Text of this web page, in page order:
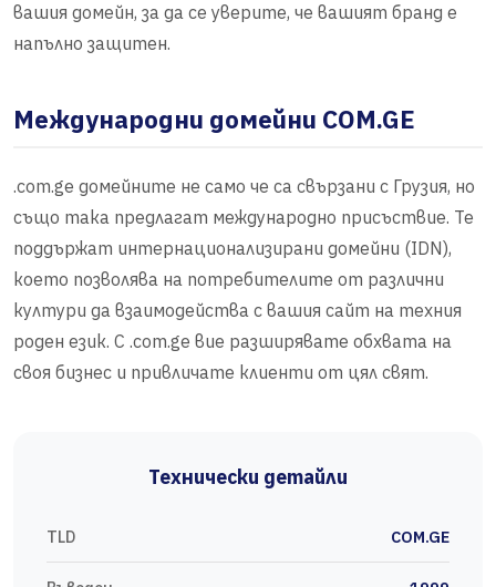
вашия домейн, за да се уверите, че вашият бранд е
напълно защитен.
Международни домейни COM.GE
.com.ge домейните не само че са свързани с Грузия, но
също така предлагат международно присъствие. Те
поддържат интернационализирани домейни (IDN),
което позволява на потребителите от различни
култури да взаимодейства с вашия сайт на техния
роден език. С .com.ge вие разширявате обхвата на
своя бизнес и привличате клиенти от цял свят.
Технически детайли
TLD COM.GE